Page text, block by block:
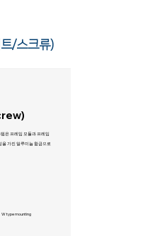
/스크류)
은 프레임 모듈과 프레임
을 가진 알루미늄 합금으로
W type mounting